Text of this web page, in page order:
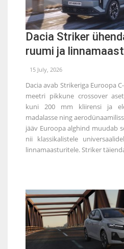
Dacia Striker
ruumi ja
15 July, 2026
Dacia avab Strikeriga Euroopa
meetri pikkune crossover
kuni 200 mm kliirensi ja
madalasse ning
jääv Euroopa alghind muudab
nii klassikalistele
linnamaasturitele. Striker